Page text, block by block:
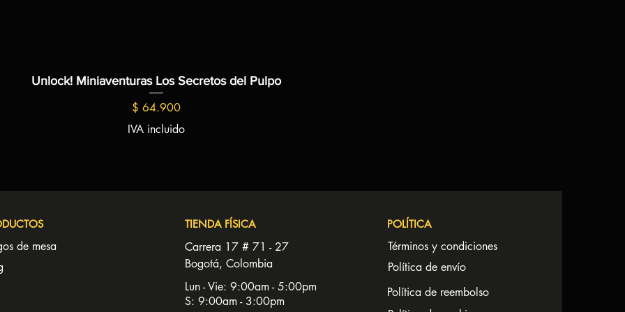
Unlock! Miniaventuras Los Secretos del Pulpo
Precio
$ 64.900
IVA incluido
de mesa
TIENDA FÍSICA
Carrera 17 # 71 - 27
Bogotá, Colombia
Lun - Vie: 9:00am - 5:00pm
S: 9:00am - 3:00pm
POLÍTICA
Términos y condiciones
Política de envío
Política de reembolso